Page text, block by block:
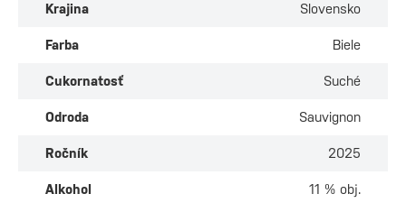
Krajina Slovensko
Farba Biele
Cukornatosť Suché
Odroda Sauvignon
Ročník 2025
Alkohol 11 % obj.